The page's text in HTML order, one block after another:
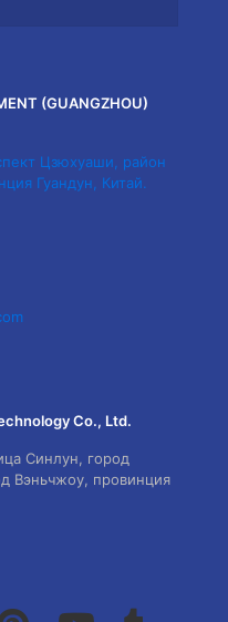
(GUANGZHOU)
Цзюхуаши, район
Гуандун, Китай.
Co., Ltd.
Синлун, город
Вэньчжоу, провинция